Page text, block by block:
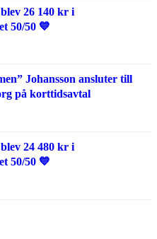
26 140 kr i
50/50 💙
Johansson ansluter till
på korttidsavtal
24 480 kr i
50/50 💙